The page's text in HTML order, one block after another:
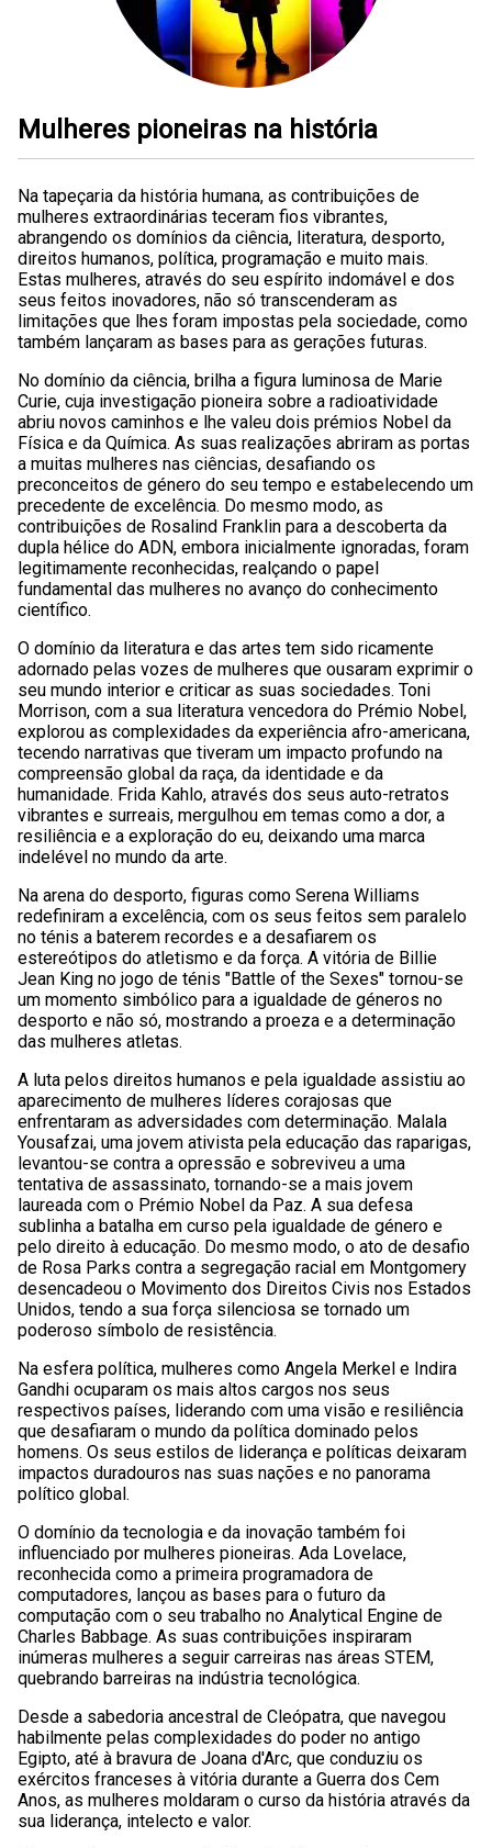
Mulheres pioneiras na história
Na tapeçaria da história humana, as contribuições de
mulheres extraordinárias teceram fios vibrantes,
abrangendo os domínios da ciência, literatura, desporto,
direitos humanos, política, programação e muito mais.
Estas mulheres, através do seu espírito indomável e dos
seus feitos inovadores, não só transcenderam as
limitações que lhes foram impostas pela sociedade, como
também lançaram as bases para as gerações futuras.
No domínio da ciência, brilha a figura luminosa de Marie
Curie, cuja investigação pioneira sobre a radioatividade
abriu novos caminhos e lhe valeu dois prémios Nobel da
Física e da Química. As suas realizações abriram as portas
a muitas mulheres nas ciências, desafiando os
preconceitos de género do seu tempo e estabelecendo um
precedente de excelência. Do mesmo modo, as
contribuições de Rosalind Franklin para a descoberta da
dupla hélice do ADN, embora inicialmente ignoradas, foram
legitimamente reconhecidas, realçando o papel
fundamental das mulheres no avanço do conhecimento
científico.
O domínio da literatura e das artes tem sido ricamente
adornado pelas vozes de mulheres que ousaram exprimir o
seu mundo interior e criticar as suas sociedades. Toni
Morrison, com a sua literatura vencedora do Prémio Nobel,
explorou as complexidades da experiência afro-americana,
tecendo narrativas que tiveram um impacto profundo na
compreensão global da raça, da identidade e da
humanidade. Frida Kahlo, através dos seus auto-retratos
vibrantes e surreais, mergulhou em temas como a dor, a
resiliência e a exploração do eu, deixando uma marca
indelével no mundo da arte.
Na arena do desporto, figuras como Serena Williams
redefiniram a excelência, com os seus feitos sem paralelo
no ténis a baterem recordes e a desafiarem os
estereótipos do atletismo e da força. A vitória de Billie
Jean King no jogo de ténis "Battle of the Sexes" tornou-se
um momento simbólico para a igualdade de géneros no
desporto e não só, mostrando a proeza e a determinação
das mulheres atletas.
A luta pelos direitos humanos e pela igualdade assistiu ao
aparecimento de mulheres líderes corajosas que
enfrentaram as adversidades com determinação. Malala
Yousafzai, uma jovem ativista pela educação das raparigas,
levantou-se contra a opressão e sobreviveu a uma
tentativa de assassinato, tornando-se a mais jovem
laureada com o Prémio Nobel da Paz. A sua defesa
sublinha a batalha em curso pela igualdade de género e
pelo direito à educação. Do mesmo modo, o ato de desafio
de Rosa Parks contra a segregação racial em Montgomery
desencadeou o Movimento dos Direitos Civis nos Estados
Unidos, tendo a sua força silenciosa se tornado um
poderoso símbolo de resistência.
Na esfera política, mulheres como Angela Merkel e Indira
Gandhi ocuparam os mais altos cargos nos seus
respectivos países, liderando com uma visão e resiliência
que desafiaram o mundo da política dominado pelos
homens. Os seus estilos de liderança e políticas deixaram
impactos duradouros nas suas nações e no panorama
político global.
O domínio da tecnologia e da inovação também foi
influenciado por mulheres pioneiras. Ada Lovelace,
reconhecida como a primeira programadora de
computadores, lançou as bases para o futuro da
computação com o seu trabalho no Analytical Engine de
Charles Babbage. As suas contribuições inspiraram
inúmeras mulheres a seguir carreiras nas áreas STEM,
quebrando barreiras na indústria tecnológica.
Desde a sabedoria ancestral de Cleópatra, que navegou
habilmente pelas complexidades do poder no antigo
Egipto, até à bravura de Joana d'Arc, que conduziu os
exércitos franceses à vitória durante a Guerra dos Cem
Anos, as mulheres moldaram o curso da história através da
sua liderança, intelecto e valor.